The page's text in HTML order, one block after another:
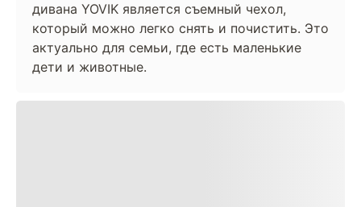
дивана YOVIK является съемный чехол,
который можно легко снять и почистить. Это
актуально для семьи, где есть маленькие
дети и животные.